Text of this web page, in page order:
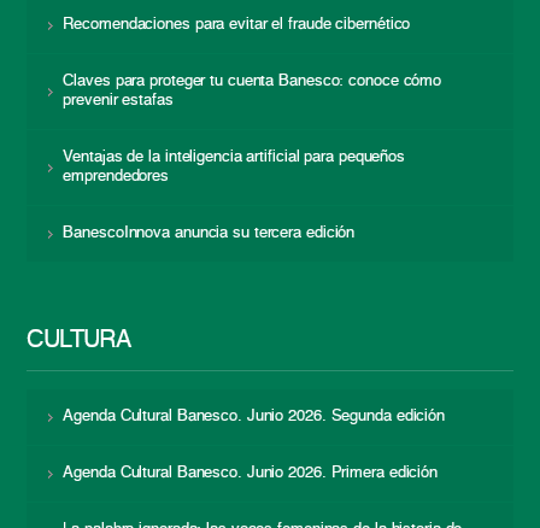
Recomendaciones para evitar el fraude cibernético
Claves para proteger tu cuenta Banesco: conoce cómo
prevenir estafas
Ventajas de la inteligencia artificial para pequeños
emprendedores
BanescoInnova anuncia su tercera edición
CULTURA
Agenda Cultural Banesco. Junio 2026. Segunda edición
Agenda Cultural Banesco. Junio 2026. Primera edición